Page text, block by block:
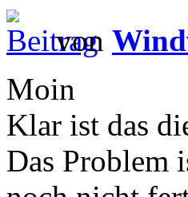
von
Moin
Klar ist das
Das Problem